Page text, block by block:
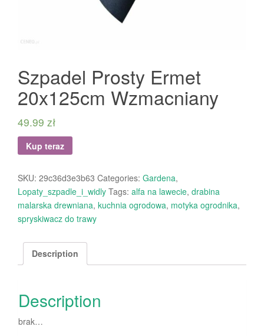
Szpadel Prosty Ermet
20x125cm Wzmacniany
49.99 zł
Kup teraz
SKU: 29c36d3e3b63 Categories: Gardena,
Lopaty_szpadle_i_widly Tags: alfa na lawecie, drabina
malarska drewniana, kuchnia ogrodowa, motyka ogrodnika,
spryskiwacz do trawy
Description
Description
brak…